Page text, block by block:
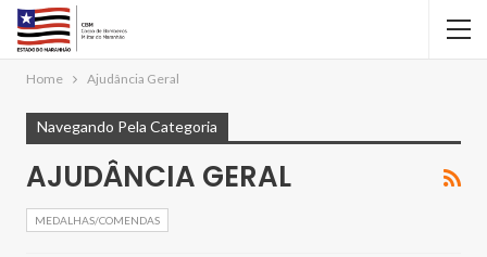
Home Ajudância Geral
Navegando Pela Categoria
AJUDÂNCIA GERAL
MEDALHAS/COMENDAS